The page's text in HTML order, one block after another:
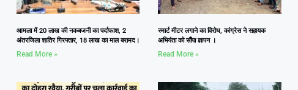
आमला में 20 लाख की नकबजनी का पर्दाफाश, 2
अंतरजिला शातिर गिरफ्तार, 18 लाख का माल बरामद।
Read More »
स्मार्ट मीटर लगाने का विरोध, कांग्रेस ने सहायक
अभियंता को सौंपा ज्ञापन ।
Read More »